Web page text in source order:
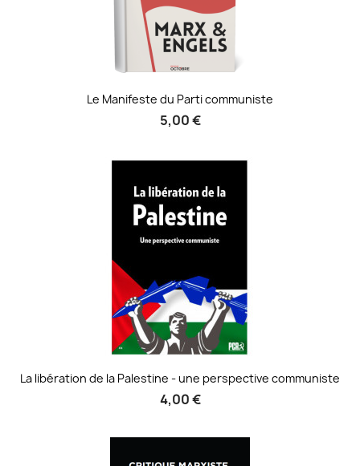
Le Manifeste du Parti communiste
5,00 €
La libération de la Palestine - une perspective communiste
4,00 €